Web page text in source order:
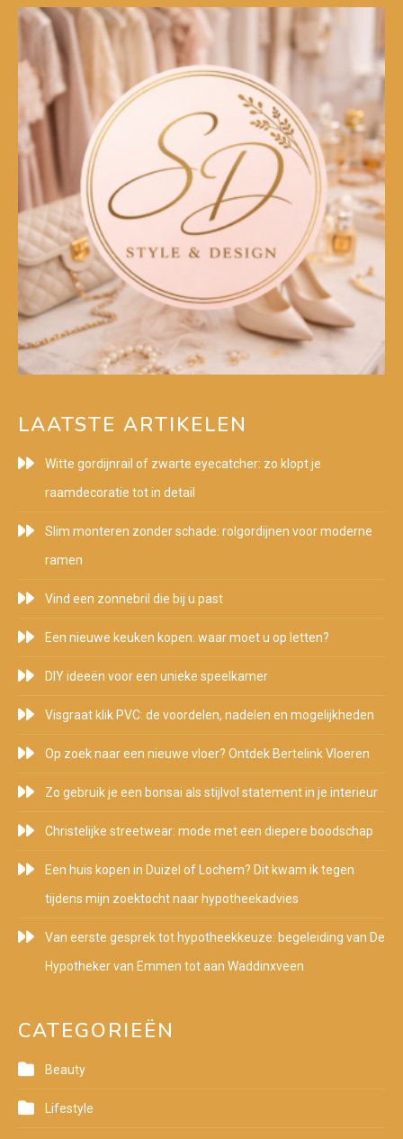
LAATSTE ARTIKELEN
Witte gordijnrail of zwarte eyecatcher: zo klopt je
raamdecoratie tot in detail
Slim monteren zonder schade: rolgordijnen voor moderne
ramen
Vind een zonnebril die bij u past
Een nieuwe keuken kopen: waar moet u op letten?
DIY ideeën voor een unieke speelkamer
Visgraat klik PVC: de voordelen, nadelen en mogelijkheden
Op zoek naar een nieuwe vloer? Ontdek Bertelink Vloeren
Zo gebruik je een bonsai als stijlvol statement in je interieur
Christelijke streetwear: mode met een diepere boodschap
Een huis kopen in Duizel of Lochem? Dit kwam ik tegen
tijdens mijn zoektocht naar hypotheekadvies
Van eerste gesprek tot hypotheekkeuze: begeleiding van De
Hypotheker van Emmen tot aan Waddinxveen
CATEGORIEËN
Beauty
Lifestyle